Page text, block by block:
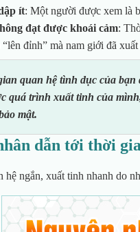
ít: Một người được xem là
đạt được khoái cảm:
đỉnh” mà nam giới đã
quan hệ tình dục của
quá trình xuất tinh của
mật.
dẫn tới thời
hệ ngắn, xuất tinh nhanh do